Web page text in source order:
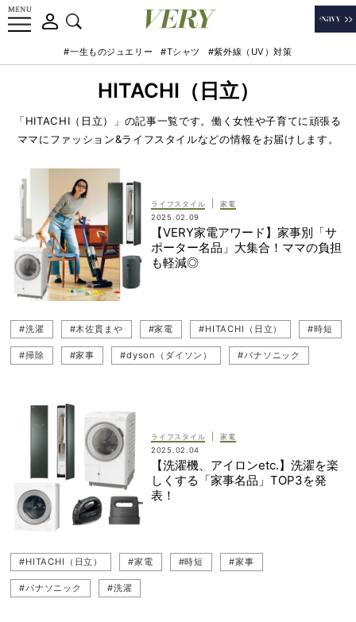
#一生ものジュエリー #Tシャツ #紫外線（UV）対策
HITACHI（日立）
「HITACHI（日立）」の記事一覧です。働く女性や子育てに頑張る
ママにファッション&ライフスタイルなどの情報をお届けします。
ライフスタイル
家電
2025.02.09
【VERY家電アワード】家事別「サ
ポーター名品」大集合！ママの負担
も軽減◎
#洗濯 #木佐貫まや #家電 #HITACHI（日立） #時短
#掃除 #家事 #dyson（ダイソン） #パナソニック
ライフスタイル
家電
2025.02.04
【洗濯機、アイロンetc.】洗濯を楽
しくする「家事名品」TOP3を発
表！
#HITACHI（日立） #家電 #時短 #家事
#パナソニック #洗濯